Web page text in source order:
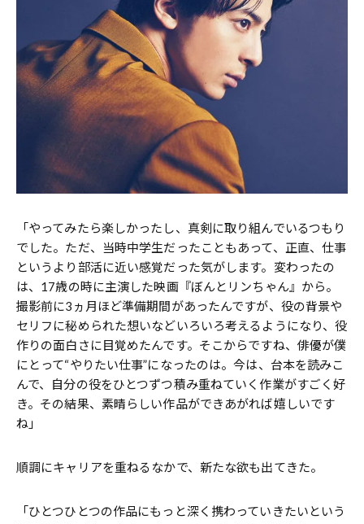
「やってみたら楽しかったし、真剣に取り組んでいるつもり
でした。ただ、当時中学生だったこともあって、正直、仕事
というより部活に近い感覚だった気がします。変わったの
は、17歳の時に主演した映画『ぼんとリンちゃん』から。
撮影前に3ヵ月ほど準備期間があったんですが、役の背景や
セリフに秘められた想いなどいろいろ考えるようになり、役
作りの面白さに目覚めたんです。そこからですね、俳優が僕
にとって“やりたい仕事”になったのは。今は、台本を読みこ
んで、自分の役をひとつずつ積み重ねていく作業がすごく好
き。その結果、素晴らしい作品ができあがれば嬉しいです
ね」
順調にキャリアを重ねるなかで、新たな欲も出てきた。
「ひとつひとつの作品にもっと深く携わっていきたいという